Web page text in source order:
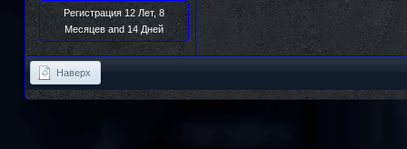
Регистрация 12 Лет, 8
Месяцев and 14 Дней
Наверх